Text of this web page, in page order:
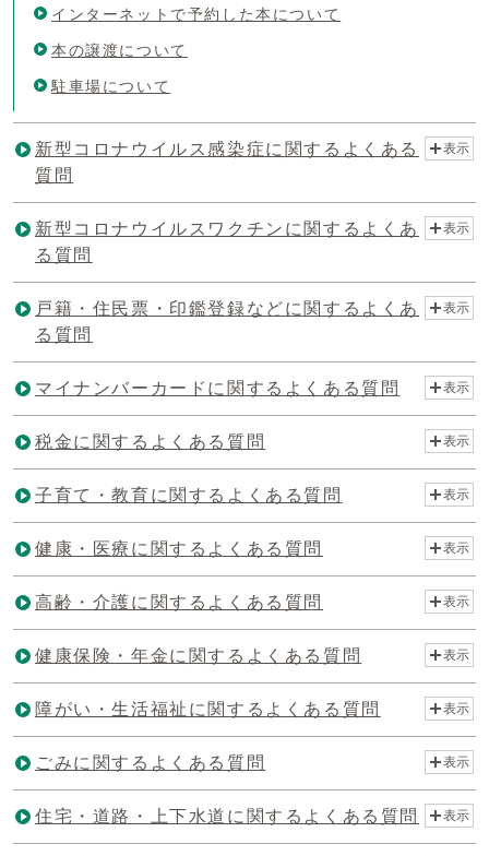
インターネットで予約した本について
本の譲渡について
駐車場について
新型コロナウイルス感染症に関するよくある
質問
表示
新型コロナウイルスワクチンに関するよくあ
る質問
表示
戸籍・住民票・印鑑登録などに関するよくあ
る質問
表示
マイナンバーカードに関するよくある質問 表示
税金に関するよくある質問 表示
子育て・教育に関するよくある質問 表示
健康・医療に関するよくある質問 表示
高齢・介護に関するよくある質問 表示
健康保険・年金に関するよくある質問 表示
障がい・生活福祉に関するよくある質問 表示
ごみに関するよくある質問 表示
住宅・道路・上下水道に関するよくある質問 表示